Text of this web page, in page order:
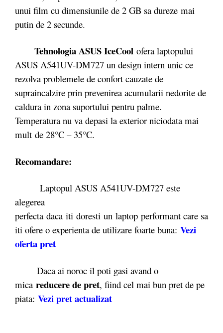
unui film cu dimensiunile de 2 GB sa dureze mai
putin de 2 secunde.
Tehnologia ASUS IceCool ofera laptopului
ASUS A541UV-DM727 un design intern unic ce
rezolva problemele de confort cauzate de
supraincalzire prin prevenirea acumularii nedorite de
caldura in zona suportului pentru palme.
Temperatura nu va depasi la exterior niciodata mai
mult de 28°C – 35°C.
Recomandare:
Laptopul ASUS A541UV-DM727 este
alegerea
perfecta daca iti doresti un laptop performant care sa
iti ofere o experienta de utilizare foarte buna: Vezi
oferta pret
Daca ai noroc il poti gasi avand o
mica reducere de pret, fiind cel mai bun pret de pe
piata: Vezi pret actualizat